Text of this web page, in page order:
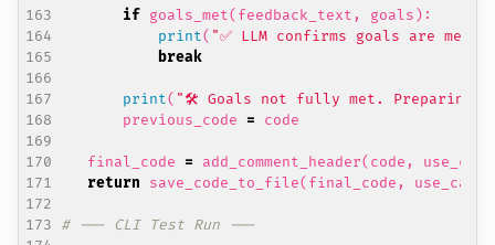
if goals_met( feedback_text , goals ):
print( "✅ LLM confirms goals are
break
print( "🛠️ Goals not fully met.
previous_code
= code
final_code = add_comment_header( code , use_case
return
save_code_to_file( final_code , use_case
# --- CLI Test Run ---